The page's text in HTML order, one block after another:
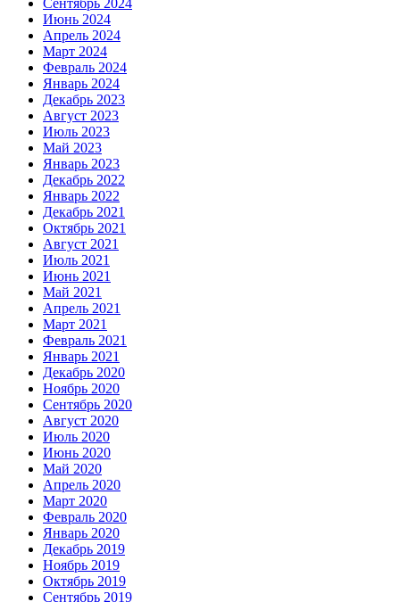
Сентябрь 2024
Июнь 2024
Апрель 2024
Март 2024
Февраль 2024
Январь 2024
Декабрь 2023
Август 2023
Июль 2023
Май 2023
Январь 2023
Декабрь 2022
Январь 2022
Декабрь 2021
Октябрь 2021
Август 2021
Июль 2021
Июнь 2021
Май 2021
Апрель 2021
Март 2021
Февраль 2021
Январь 2021
Декабрь 2020
Ноябрь 2020
Сентябрь 2020
Август 2020
Июль 2020
Июнь 2020
Май 2020
Апрель 2020
Март 2020
Февраль 2020
Январь 2020
Декабрь 2019
Ноябрь 2019
Октябрь 2019
Сентябрь 2019